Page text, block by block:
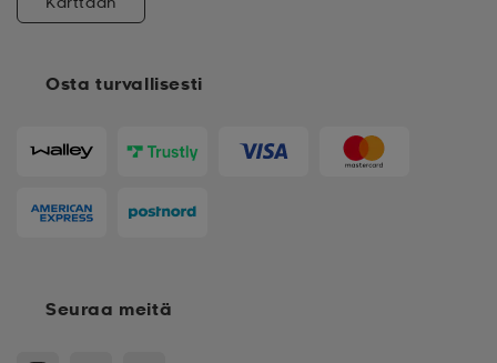
Osta turvallisesti
Seuraa meitä